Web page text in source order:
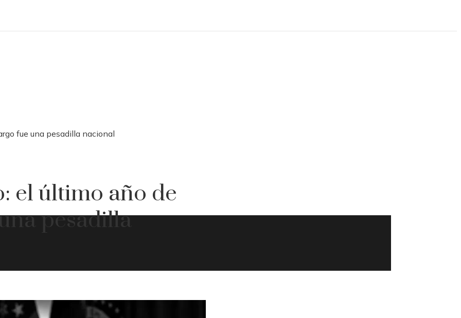
fue una pesadilla nacional
el último año de
pesadilla